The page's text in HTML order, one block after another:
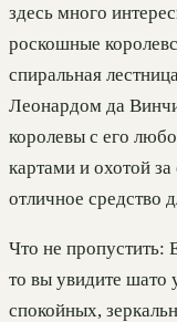
здесь много
роскошные
спиральная
Леонардом да
королевы с его
картами и охотой
отличное средство
Что не пропустить:
то вы увидите шато
спокойных,